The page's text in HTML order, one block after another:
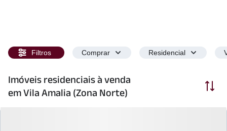
Filtros Comprar Residencial
Imóveis residenciais à venda
em Vila Amalia (Zona Norte)
Ordenar